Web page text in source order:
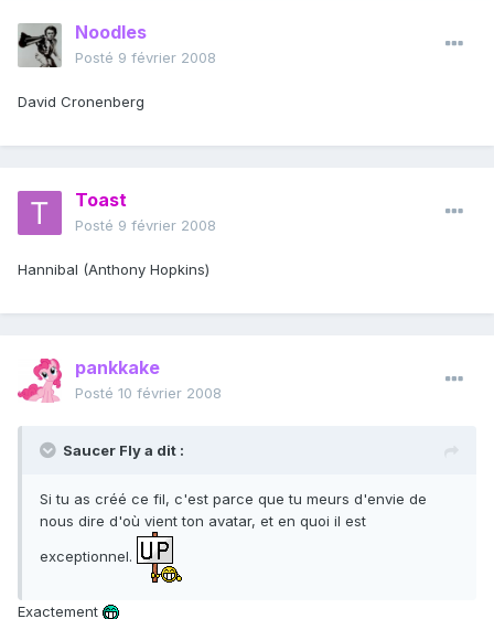
Noodles
Posté 9 février 2008
David Cronenberg
Toast
Posté 9 février 2008
Hannibal (Anthony Hopkins)
pankkake
Posté 10 février 2008
Saucer Fly a dit :
Si tu as créé ce fil, c'est parce que tu meurs d'envie de
nous dire d'où vient ton avatar, et en quoi il est
exceptionnel.
Exactement